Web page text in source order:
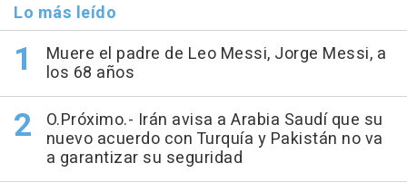
Lo más leído
Muere el padre de Leo Messi, Jorge Messi, a
los 68 años
O.Próximo.- Irán avisa a Arabia Saudí que su
nuevo acuerdo con Turquía y Pakistán no va
a garantizar su seguridad